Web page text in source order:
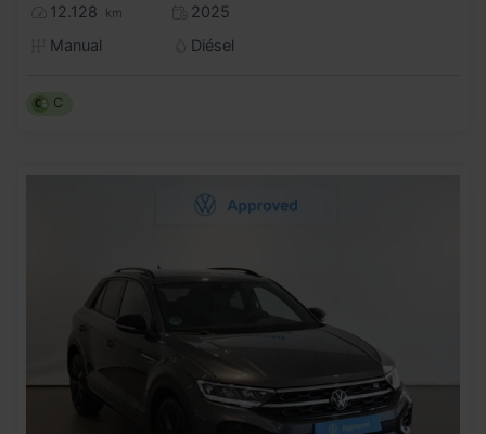
12.128 km
2025
Manual
Diésel
C